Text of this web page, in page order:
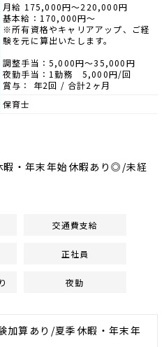
月給 175,000円～220,000円
基本給：170,000円〜
※所有資格やキャリアアップ、ご経
験を元に算出いたします。
調整手当：5,000円〜35,000円
夜勤手当：1勤務 5,000円/回
賞与： 年2回 / 合計2ヶ月
保育士
・年末年始休暇あり◎/未経
交通費支給
正社員
夜勤
算あり/夏季休暇・年末年